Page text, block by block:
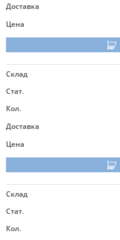
Доставка
Цена
Склад
Стат.
Кол.
Доставка
Цена
Склад
Стат.
Кол.